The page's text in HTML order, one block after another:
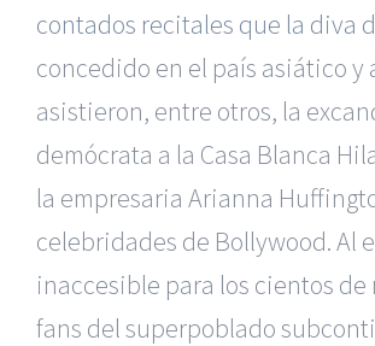
contados recitales que la diva
concedido en el país asiático y
asistieron, entre otros, la
demócrata a la Casa Blanca
la empresaria Arianna
celebridades de Bollywood. Al
inaccesible para los cientos de
fans del superpoblado